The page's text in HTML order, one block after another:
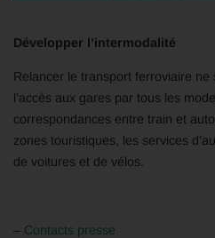
Développer l’intermodalité
Relancer le transport ferroviaire ne
l’accès aux gares par tous les
correspondances entre train et
zones touristiques, les services
de voitures et de vélos.
– Contacts presse